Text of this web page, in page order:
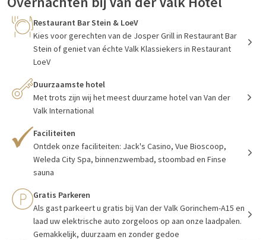
Gorinchem-A15
Van der Valk Hotel Gorinchem-A15 heeft 157 hotelkamers in
verschillende categorieën van comfortkamers tot luxe suites.
faciliteiten, kluis, minibar, Smart TV & Netflix, en snelle WIFI-
verbinding. In ons hotel geniet u van luxe en comfort,
heerlijke gerechten in een van onze restaurants, relax
momenten in de Wellness of een verfrissende cocktail in de
hotelbar.
Het gebouw is bovendien voorzien van een Casino met
speelautomaten, Weleda City Spa en Vue Bioscoop.
Voor alle bijeenkomsten, zowel zakelijk als privé bent u bij
ons van harte welkom. Het hotel is voorzien van 11 modern
uitgeruste feest/vergaderzalen.
Restaurant Bar Stein & LoeV
Kies voor gerechten van de Josper Grill in Restaurant Bar
Stein of geniet van échte Valk Klassiekers in Restaurant
LoeV
Duurzaamste hotel
Met trots zijn wij het meest duurzame hotel van Van der
Valk International
Faciliteiten
Ontdek onze faciliteiten: Jack's Casino, Vue Bioscoop,
Weleda City Spa, binnenzwembad, stoombad en Finse
sauna
Gratis Parkeren
Als gast parkeert u gratis bij Van der Valk Gorinchem-A15 en
laad uw elektrische auto zorgeloos op aan onze laadpalen.
Gemakkelijk, duurzaam en zonder gedoe